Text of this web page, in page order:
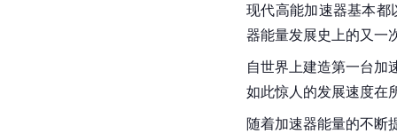
现代高能加速器基本都
器能量发展史上的又一
自世界上建造第一台加
如此惊人的发展速度在
随着加速器能量的不断